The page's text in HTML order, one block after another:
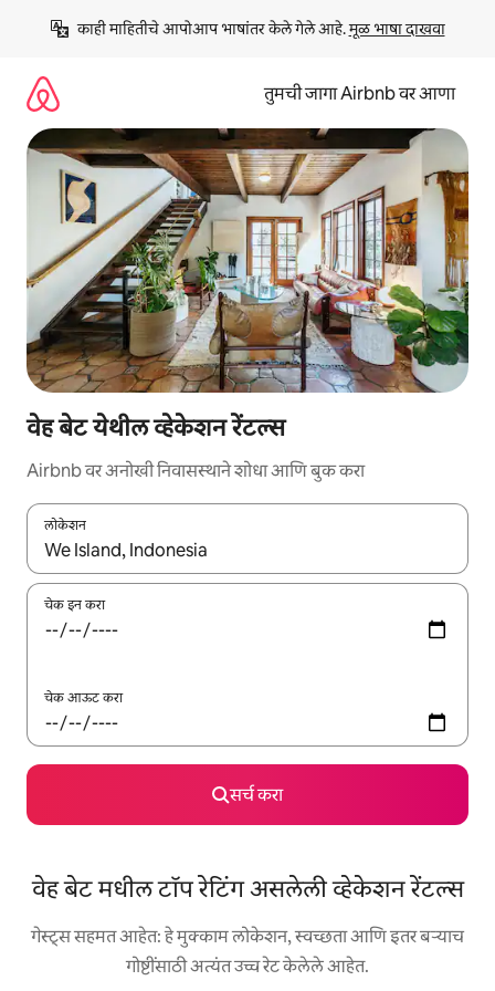
काही माहितीचे आपोआप भाषांतर केले गेले आहे. मूळ भाषा दाखवा
तुमची जागा Airbnb वर आणा
वेह बेट येथील व्हेकेशन रेंटल्स
Airbnb वर अनोखी निवासस्थाने शोधा आणि बुक करा
लोकेशन
जेव्हा परिणाम उपलब्ध असतील, तेव्हा वरच्या आणि खाली बाणांच्या किजसह
चेक इन करा
चेक आऊट करा
सर्च करा
वेह बेट मधील टॉप रेटिंग असलेली व्हेकेशन रेंटल्स
गेस्ट्स सहमत आहेत: हे मुक्काम लोकेशन, स्वच्छता आणि इतर बऱ्याच
गोष्टींसाठी अत्यंत उच्च रेट केलेले आहेत.